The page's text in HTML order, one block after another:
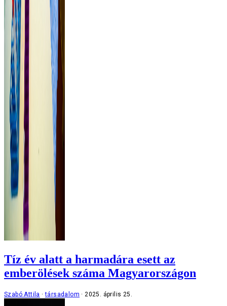
Tíz év alatt a harmadára esett az
emberölések száma Magyarországon
Szabó Attila társadalom 2025. április 25.